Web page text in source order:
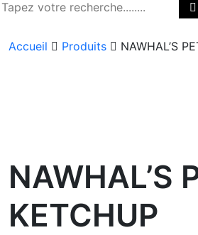
Accueil Produits NAWHAL’S
NAWHAL’S
KETCHUP